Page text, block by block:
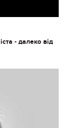
- далеко від